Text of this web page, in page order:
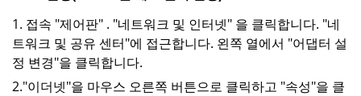
1. 접속 "제어판" . "네트워크 및 인터넷" 을 클릭합니다. "네
트워크 및 공유 센터"에 접근합니다. 왼쪽 열에서 "어댑터 설
정 변경"을 클릭합니다.
2."이더넷"을 마우스 오른쪽 버튼으로 클릭하고 "속성"을 클